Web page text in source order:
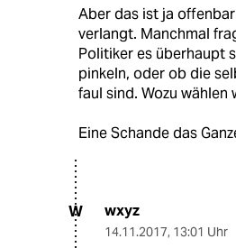
Aber das ist ja
verlangt. Manchmal
Politiker es überhaupt
pinkeln, oder ob die
faul sind. Wozu wählen
Eine Schande das
W wxyz
14.11.2017, 13:01 Uhr